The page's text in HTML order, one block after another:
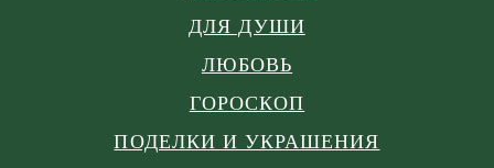
ДЛЯ ДУШИ
ЛЮБОВЬ
ГОРОСКОП
ПОДЕЛКИ И УКРАШЕНИЯ